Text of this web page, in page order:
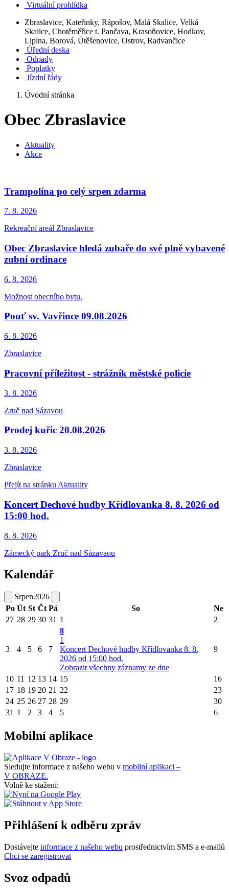
Virtuální prohlídka
Zbraslavice, Kateřinky, Rápošov, Malá Skalice, Velká
Skalice, Chotěměřice t. Pančava, Krasoňovice, Hodkov,
Lipina, Borová, Útěšenovice, Ostrov, Radvančice
Úřední deska
Odpady
Poplatky
Jízdní řády
Úvodní stránka
Obec Zbraslavice
Aktuality
Akce
Trampolína po celý srpen zdarma
7. 8. 2026
Rekreační areál Zbraslavice
Obec Zbraslavice hledá zubaře do své plně vybavené
zubní ordinace
6. 8. 2026
Možnost obecního bytu.
Pouť sv. Vavřince 09.08.2026
6. 8. 2026
Zbraslavice
Pracovní příležitost - strážník městské policie
3. 8. 2026
Zruč nad Sázavou
Prodej kuřic 20.08.2026
3. 8. 2026
Zbraslavice
Přejít na stránku Aktuality
Koncert Dechové hudby Křídlovanka 8. 8. 2026 od
15:00 hod.
8. 8. 2026
Zámecký park Zruč nad Sázavaou
Kalendář
Srpen2026
Po Út St Čt Pá So
Ne
27 28 29 30 31 1 2
3 4 5 6 7
8
1
Koncert Dechové hudby Křídlovanka 8. 8.
2026 od 15:00 hod.
Zobrazit všechny záznamy ze dne
9
10 11 12 13 14 15
16
17 18 19 20 21 22
23
24 25 26 27 28 29
30
31 1 2 3 4 5 6
Mobilní aplikace
Sledujte informace z našeho webu v mobilní aplikaci –
V OBRAZE.
Volně ke stažení:
Přihlášení k odběru zpráv
Dostávejte informace z našeho webu prostřednictvím SMS a e-mailů
Chci se zaregistrovat
Svoz odpadů